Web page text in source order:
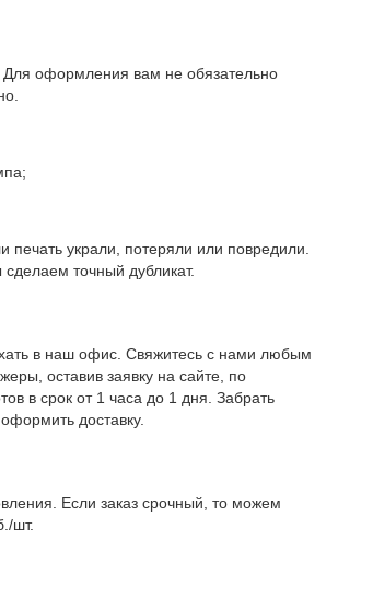
оформления вам не обязательно
печать украли, потеряли или повредили.
точный дубликат.
в наш офис. Свяжитесь с нами любым
оставив заявку на сайте, по
в срок от 1 часа до 1 дня. Забрать
доставку.
Если заказ срочный, то можем
шт.